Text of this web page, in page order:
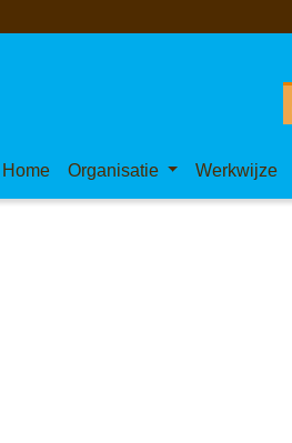
Home Organisatie Werkwijze